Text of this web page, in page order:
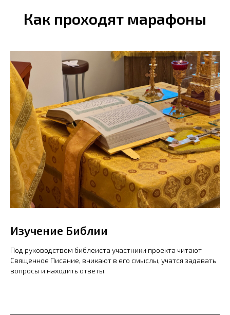
Как проходят марафоны
Изучение Библии
Под руководством библеиста участники проекта читают
Священное Писание, вникают в его смыслы, учатся задавать
вопросы и находить ответы.